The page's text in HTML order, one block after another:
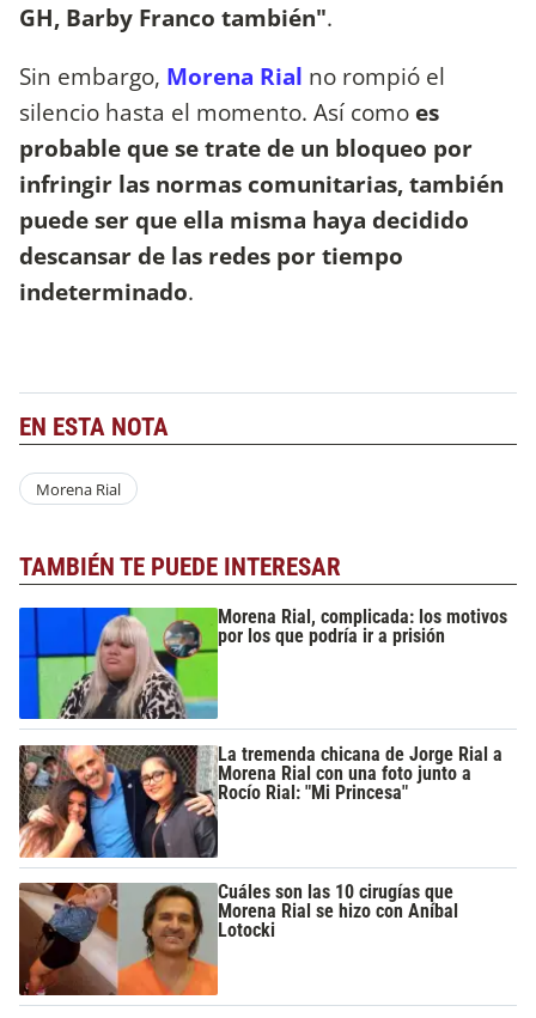
GH, Barby Franco también".
Sin embargo, Morena Rial no rompió el
silencio hasta el momento. Así como es
probable que se trate de un bloqueo por
infringir las normas comunitarias, también
puede ser que ella misma haya decidido
descansar de las redes por tiempo
indeterminado.
EN ESTA NOTA
Morena Rial
TAMBIÉN TE PUEDE INTERESAR
Morena Rial, complicada: los motivos
por los que podría ir a prisión
La tremenda chicana de Jorge Rial a
Morena Rial con una foto junto a
Rocío Rial: "Mi Princesa"
Cuáles son las 10 cirugías que
Morena Rial se hizo con Aníbal
Lotocki